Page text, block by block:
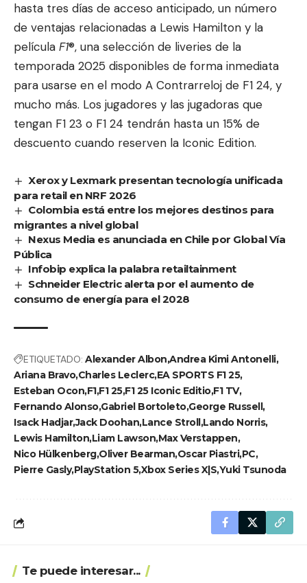
hasta tres días de acceso anticipado, un número
de ventajas relacionadas a Lewis Hamilton y la
película F1®, una selección de liveries de la
temporada 2025 disponibles de forma inmediata
para usarse en el modo A Contrarreloj de F1 24, y
mucho más. Los jugadores y las jugadoras que
tengan F1 23 o F1 24 tendrán hasta un 15% de
descuento cuando reserven la Iconic Edition.
Xerox y Lexmark presentan tecnología unificada
para retail en NRF 2026
Colombia está entre los mejores destinos para
migrantes a nivel global
Nexus Media es anunciada en Chile por Global Vía
Pública
Infobip explica la palabra retailtainment
Schneider Electric alerta por el aumento de
consumo de energía para el 2028
ETIQUETADO: Alexander Albon Andrea Kimi Antonelli
Ariana BravoCharles LeclercEA SPORTS F1 25
Esteban OconF1F1 25F1 25 Iconic EditioF1 TV
Fernando AlonsoGabriel BortoletoGeorge Russell
Isack HadjarJack DoohanLance StrollLando Norris
Lewis HamiltonLiam LawsonMax Verstappen
Nico HülkenbergOliver BearmanOscar PiastriPC
Pierre GaslyPlayStation 5Xbox Series X|SYuki Tsunoda
Te puede interesar...